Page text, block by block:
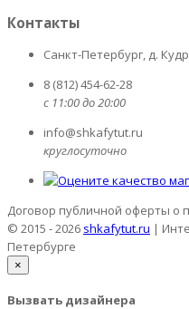
Контакты
Санкт-Петербург, д.
8 (812) 454-62-28
с 11:00 до 20:00
info@shkafytut.ru
круглосуточно
Договор публичной оферты о
© 2015 - 2026 shkafytut.ru |
Петербурге
×
Вызвать дизайнера